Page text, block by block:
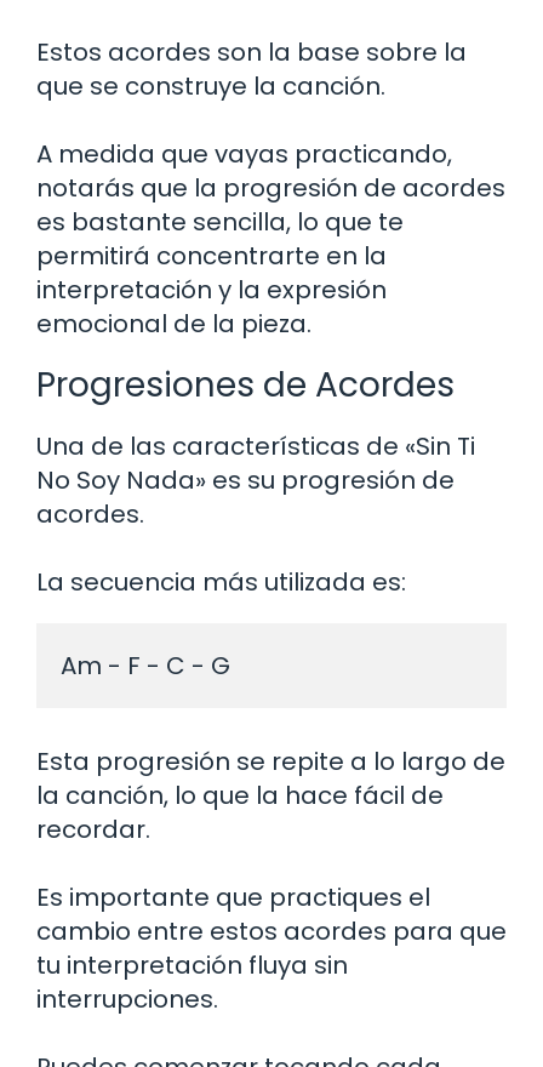
Estos acordes son la base sobre la
que se construye la canción.
A medida que vayas practicando,
notarás que la progresión de acordes
es bastante sencilla, lo que te
permitirá concentrarte en la
interpretación y la expresión
emocional de la pieza.
Progresiones de Acordes
Una de las características de «Sin Ti
No Soy Nada» es su progresión de
acordes.
La secuencia más utilizada es:
Esta progresión se repite a lo largo de
la canción, lo que la hace fácil de
recordar.
Es importante que practiques el
cambio entre estos acordes para que
tu interpretación fluya sin
interrupciones.